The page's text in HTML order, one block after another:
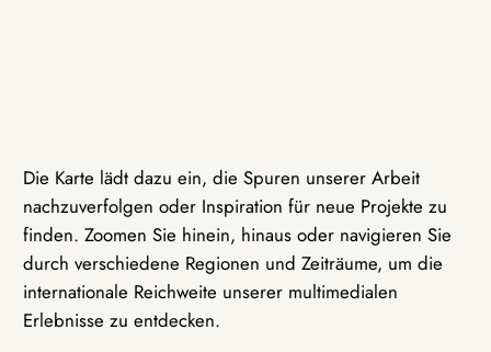
Die Karte lädt dazu ein, die Spuren unserer Arbeit
nachzuverfolgen oder Inspiration für neue Projekte zu
finden. Zoomen Sie hinein, hinaus oder navigieren Sie
durch verschiedene Regionen und Zeiträume, um die
internationale Reichweite unserer multimedialen
Erlebnisse zu entdecken.